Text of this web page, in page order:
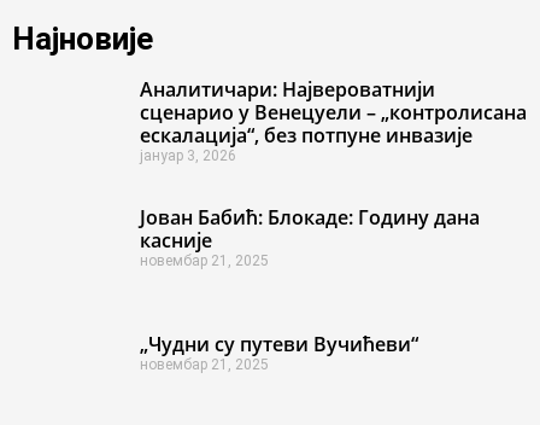
Најновије
Аналитичари: Највероватнији
сценарио у Венецуели – „контролисана
ескалација“, без потпуне инвазије
јануар 3, 2026
Јован Бабић: Блокаде: Годину дана
касније
новембар 21, 2025
„Чудни су путеви Вучићеви“
новембар 21, 2025